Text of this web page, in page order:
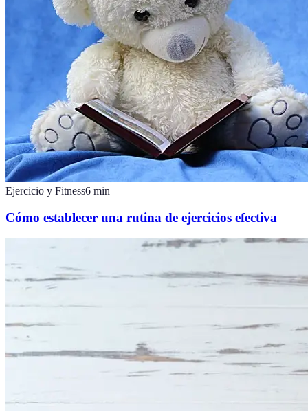
Ejercicio y Fitness6 min
Cómo establecer una rutina de ejercicios efectiva